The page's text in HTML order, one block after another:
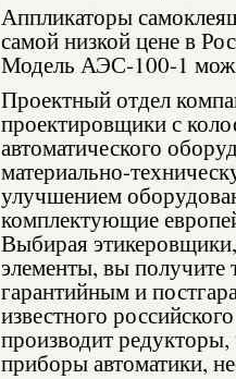
Аппликаторы
самой низкой цене в
Модель АЭС-100-1
Проектный отдел
проектировщики с
автоматического
материально-
улучшением
комплектующие
Выбирая
элементы, вы получите
гарантийным и
известного
производит
приборы автоматики,